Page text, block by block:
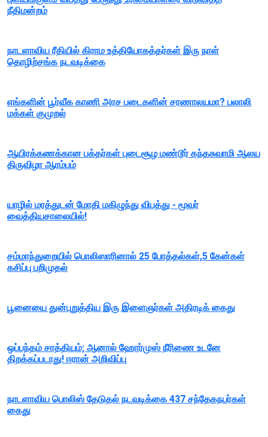
நீதிமன்றம்
நாடளாவிய ரீதியில் கிராம உத்தியோகத்தர்கள் இரு நாள்
தொழிற்சங்க நடவடிக்கை
எங்களின் பூர்வீக காணி அரச படைகளின் சரணாலயமா? பலாலி
மக்கள் குமுறல்
ஆயிரக்கணக்கான பக்தர்கள் புடைசூழ மண்டூர் கந்தசுவாமி ஆலய
திருவிழா ஆரம்பம்
யாழில் மரத்துடன் மோதி மகிழுந்து விபத்து - மூவர்
வைத்தியசாலையில்!
சம்மாந்துறையில் பொலிஸாரினால் 25 போத்தல்கள்,5 கேன்கள்
கசிப்பு பறிமுதல்
பூனையை துன்புறுத்திய இரு இளைஞர்கள் அதிரடிக் கைது
ஒப்பந்தம் சாத்தியம்; ஆனால் ஹோர்முஸ் நீரிணை உடனே
திறக்கப்படாது! ஈரான் அறிவிப்பு
நாடளாவிய பொலிஸ் தேடுதல் நடவடிக்கை 437 சந்தேகநபர்கள்
கைது